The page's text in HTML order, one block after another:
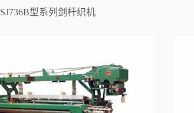
SJ736B型系列剑杆织机